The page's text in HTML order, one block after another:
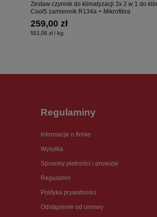
Zestaw czynnik do klimatyzacji 3x 2 w 1 do
Cool5 zamiennik R134a + Mikrofibra
259,00 zł
551,06 zł / kg
Regulaminy
Informacje o firmie
Wysyłka
Sposoby płatności i prowizje
Regulamin
Polityka prywatności
Odstąpienie od umowy